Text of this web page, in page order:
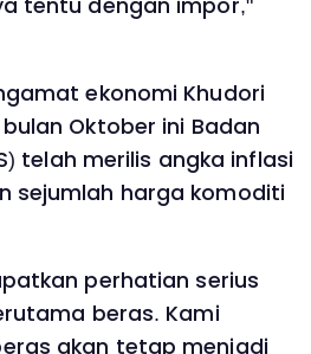
tentu dengan impor,"
ekonomi Khudori
Oktober ini Badan
telah merilis angka inflasi
sejumlah harga komoditi
perhatian serius
beras. Kami
akan tetap menjadi